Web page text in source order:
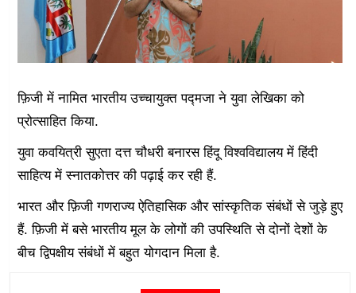
फ़िजी में नामित भारतीय उच्चायुक्त पद्मजा ने युवा लेखिका को
प्रोत्साहित किया.
युवा कवयित्री सुएता दत्त चौधरी बनारस हिंदू विश्वविद्यालय में हिंदी
साहित्य में स्नातकोत्तर की पढ़ाई कर रही हैं.
भारत और फ़िजी गणराज्य ऐतिहासिक और सांस्कृतिक संबंधों से जुड़े हुए
हैं. फ़िजी में बसे भारतीय मूल के लोगों की उपस्थिति से दोनों देशों के
बीच द्विपक्षीय संबंधों में बहुत योगदान मिला है.